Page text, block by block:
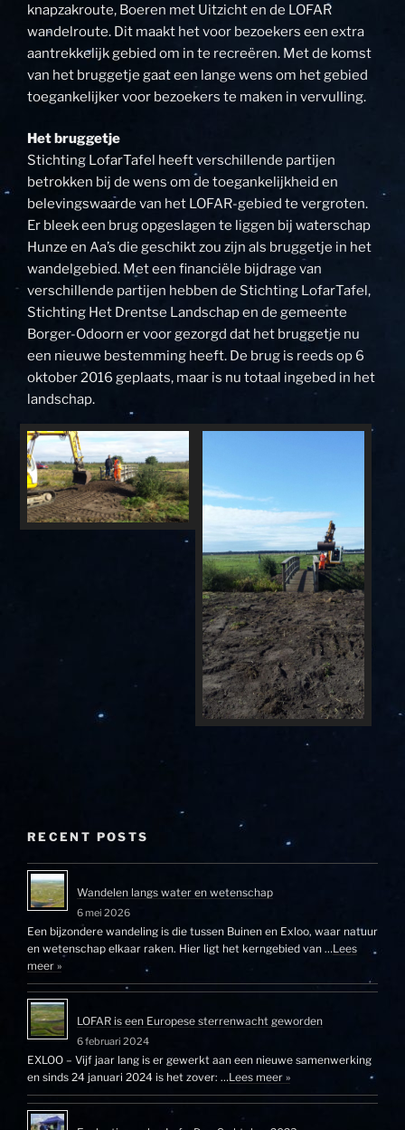
knapzakroute, Boeren met Uitzicht en de LOFAR
wandelroute. Dit maakt het voor bezoekers een extra
aantrekkelijk gebied om in te recreëren. Met de komst
van het bruggetje gaat een lange wens om het gebied
toegankelijker voor bezoekers te maken in vervulling.
Het bruggetje
Stichting LofarTafel heeft verschillende partijen
betrokken bij de wens om de toegankelijkheid en
belevingswaarde van het LOFAR-gebied te vergroten.
Er bleek een brug opgeslagen te liggen bij waterschap
Hunze en Aa’s die geschikt zou zijn als bruggetje in het
wandelgebied. Met een financiële bijdrage van
verschillende partijen hebben de Stichting LofarTafel,
Stichting Het Drentse Landschap en de gemeente
Borger-Odoorn er voor gezorgd dat het bruggetje nu
een nieuwe bestemming heeft. De brug is reeds op 6
oktober 2016 geplaats, maar is nu totaal ingebed in het
landschap.
RECENT POSTS
Wandelen langs water en wetenschap
6 mei 2026
Een bijzondere wandeling is die tussen Buinen en Exloo, waar natuur
en wetenschap elkaar raken. Hier ligt het kerngebied van …Lees
meer »
LOFAR is een Europese sterrenwacht geworden
6 februari 2024
EXLOO – Vijf jaar lang is er gewerkt aan een nieuwe samenwerking
en sinds 24 januari 2024 is het zover: …Lees meer »